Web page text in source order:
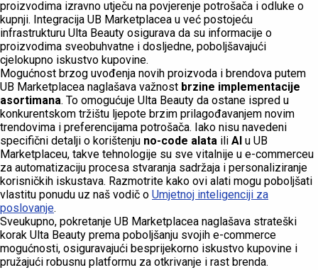
proizvodima izravno utječu na povjerenje potrošača i odluke o
kupnji. Integracija UB Marketplacea u već postojeću
infrastrukturu Ulta Beauty osigurava da su informacije o
proizvodima sveobuhvatne i dosljedne, poboljšavajući
cjelokupno iskustvo kupovine.
Mogućnost brzog uvođenja novih proizvoda i brendova putem
UB Marketplacea naglašava važnost brzine implementacije
asortimana. To omogućuje Ulta Beauty da ostane ispred u
konkurentskom tržištu ljepote brzim prilagođavanjem novim
trendovima i preferencijama potrošača. Iako nisu navedeni
specifični detalji o korištenju no-code alata ili AI u UB
Marketplaceu, takve tehnologije su sve vitalnije u e-commerceu
za automatizaciju procesa stvaranja sadržaja i personaliziranje
korisničkih iskustava. Razmotrite kako ovi alati mogu poboljšati
vlastitu ponudu uz naš vodič o Umjetnoj inteligenciji za
poslovanje.
Sveukupno, pokretanje UB Marketplacea naglašava strateški
korak Ulta Beauty prema poboljšanju svojih e-commerce
mogućnosti, osiguravajući besprijekorno iskustvo kupovine i
pružajući robusnu platformu za otkrivanje i rast brenda.